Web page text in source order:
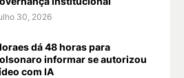
30, 2026
dá 48 horas para
informar se autorizou
com IA